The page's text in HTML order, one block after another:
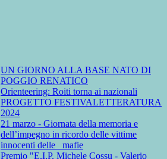
UN GIORNO ALLA BASE NATO DI
POGGIO RENATICO
Orienteering: Roiti torna ai nazionali
PROGETTO FESTIVALETTERATURA
2024
21 marzo - Giornata della memoria e
dell’impegno in ricordo delle vittime
innocenti delle mafie
Premio "E.I.P. Michele Cossu - Valerio